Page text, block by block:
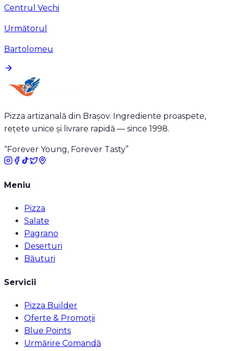
Centrul Vechi
Următorul
Bartolomeu
Pizza artizanală din Brașov. Ingrediente proaspete,
rețete unice și livrare rapidă — since 1998.
“Forever Young, Forever Tasty”
Meniu
Pizza
Salate
Pagrano
Deserturi
Băuturi
Servicii
Pizza Builder
Oferte & Promoții
Blue Points
Urmărire Comandă